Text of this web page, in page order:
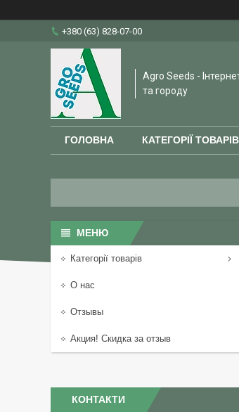
+380 (63) 828-07-00
Agro Seeds -
та городу
ГОЛОВНА КАТЕГОРІЇ ТОВАРІВ
Категорії товарів
О нас
Отзывы
Акция! Скидка за отзыв
КОНТАКТИ